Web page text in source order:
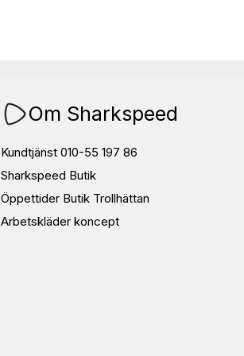
Om Sharkspeed
Kundtjänst 010-55 197 86
Sharkspeed Butik
Öppettider Butik Trollhättan
Arbetskläder koncept